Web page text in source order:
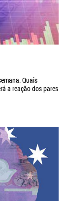
Quais
a reação dos pares